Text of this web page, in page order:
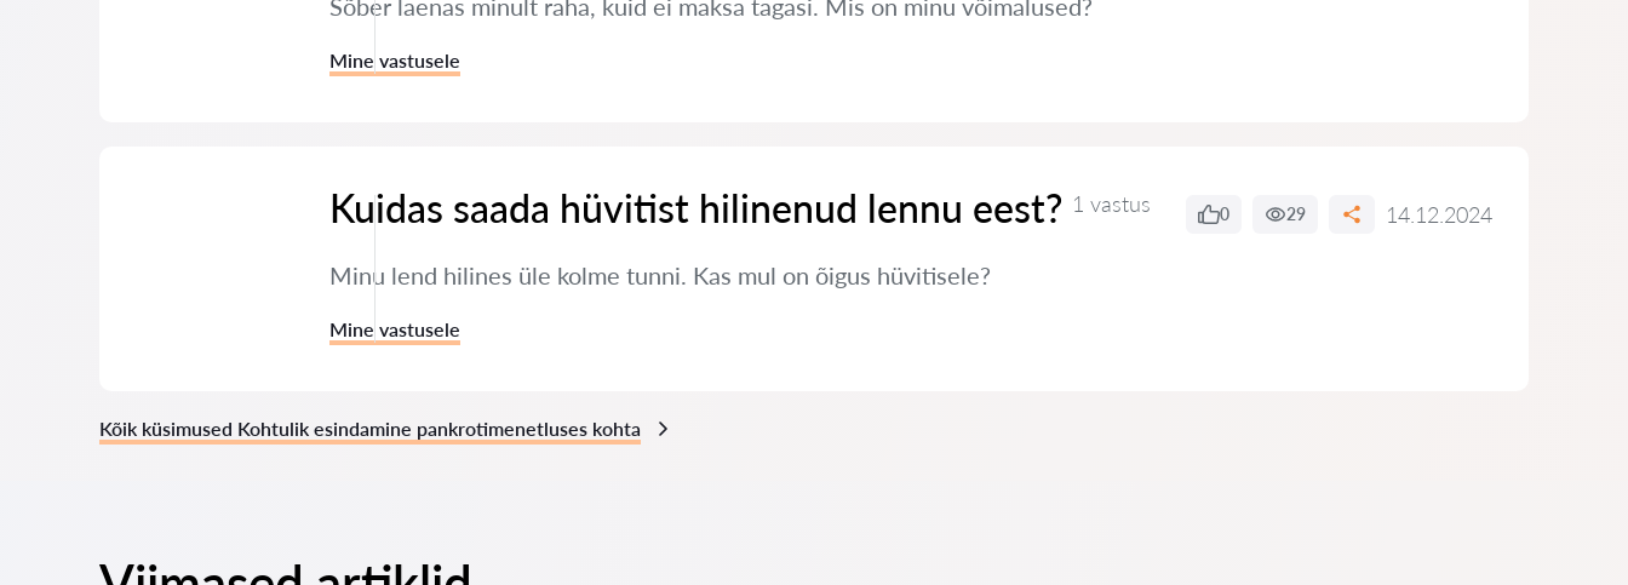
Sõber laenas minult raha, kuid ei maksa tagasi. Mis on minu võimalused?
Mine vastusele
Kuidas saada hüvitist hilinenud lennu eest? 1 vastus 0 29 14.12.2024
Minu lend hilines üle kolme tunni. Kas mul on õigus hüvitisele?
Mine vastusele
Kõik küsimused Kohtulik esindamine pankrotimenetluses kohta